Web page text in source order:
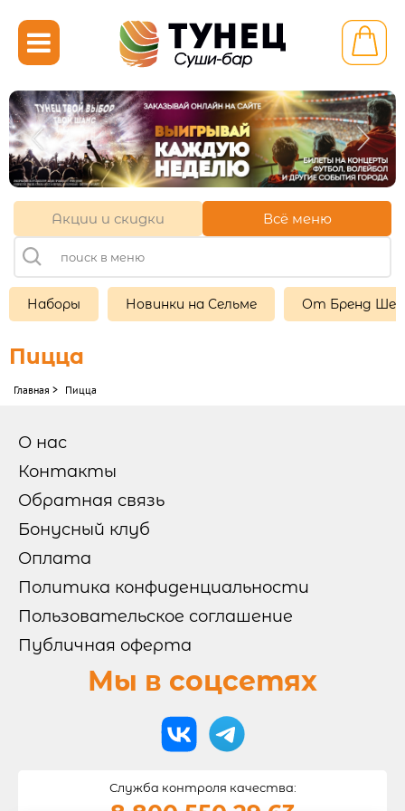
Калининград ул.
Генерала Челнокова 39
+7 (921) 710-71-51
+7 (4012) 52-71-51
+7 (921) 107-39-05
11:00-22:00
Другой ресторан
ГОРЯЧИЕ НАБОРЫ
ХОЛОДНЫЕ НАБОРЫ
НОВИНКИ НА СЕЛЬМЕ
РОЛЛЫ И СУШИ 
СУШИ
ЗАПЕЧЕННЫЕ РОЛЛЫ
ХОЛОДНЫЕ РОЛЛЫ
САЛАТЫ И ГОРЯЧЕЕ

Акции и скидки Всё меню
Наборы Новинки на Сельме От Бренд
Пицца
Главная > Пицца
О нас
Контакты
Обратная связь
Бонусный клуб
Оплата
Политика конфиденциальности
Пользовательское соглашение
Публичная оферта
Мы в соцсетях
Служба контроля качества: